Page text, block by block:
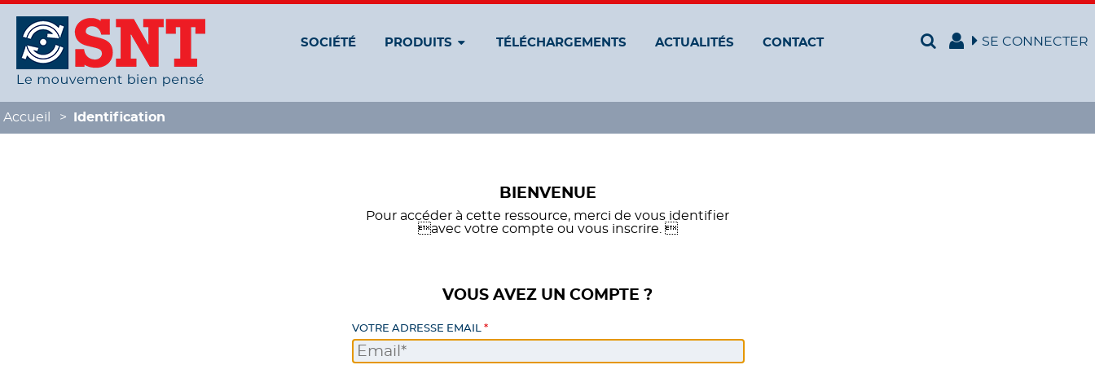
SE CONNECTER
SOCIÉTÉ PRODUITS TÉLÉCHARGEMENTS ACTUALITÉS CONTACT
Accueil Identification
BIENVENUE
Pour accéder à cette ressource, merci de vous identifier
avec votre compte ou vous inscrire. 
VOUS AVEZ UN COMPTE ?
VOTRE ADRESSE EMAIL
Panneau de gestion des cookies